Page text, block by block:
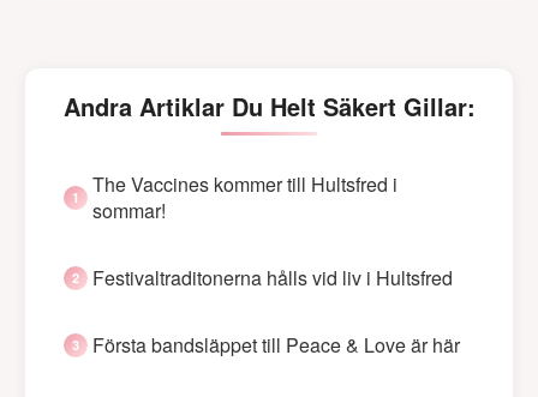
Andra Artiklar Du Helt Säkert Gillar:
The Vaccines kommer till Hultsfred i
sommar!
Festivaltraditonerna hålls vid liv i Hultsfred
Första bandsläppet till Peace & Love är här